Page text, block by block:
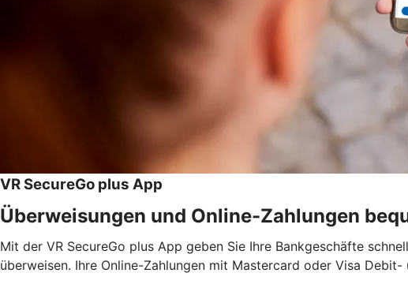
VR SecureGo plus App
Überweisungen und Online-Zahlungen
Mit der VR SecureGo plus App geben Sie Ihre Bankgeschäfte
überweisen. Ihre Online-Zahlungen mit Mastercard oder Visa